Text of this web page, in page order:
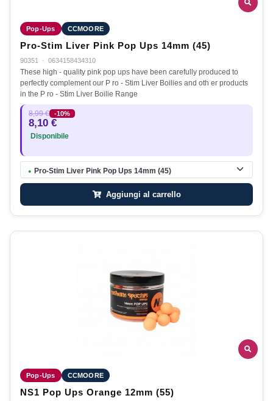
Pop-Ups CCMOORE
Pro-Stim Liver Pink Pop Ups 14mm (45)
90351 · 0634158434310
These high - quality pink pop ups have been carefully produced to
perfectly complement our P ro - Stim Liver Boilies and oth er products
in the P ro - Stim Liver Boilie Range
8,99 € -10%
8,10 €
Disponibile
● Pro-Stim Liver Pink Pop Ups 14mm (45)
Aggiungi al carrello
Pop-Ups CCMOORE
NS1 Pop Ups Orange 12mm (55)